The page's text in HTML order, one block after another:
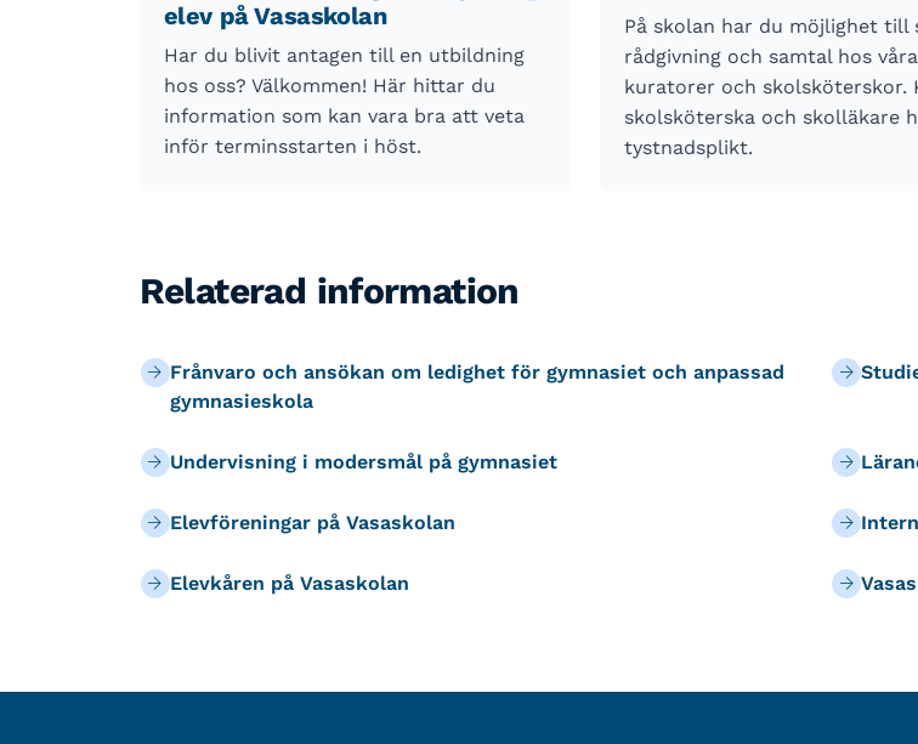
elev på Vasaskolan
Har du blivit antagen till en utbildning
hos oss? Välkommen! Här hittar du
information som kan vara bra att veta
inför terminsstarten i höst.
På skolan har du möjlighet till
rådgivning och samtal hos våra
kuratorer och skolsköterskor.
skolsköterska och skolläkare
tystnadsplikt.
Relaterad information
Frånvaro och ansökan om ledighet för gymnasiet och anpassad
gymnasieskola
Undervisning i modersmål på gymnasiet
Elevföreningar på Vasaskolan
Elevkåren på Vasaskolan